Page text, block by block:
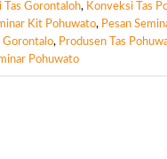
Tas Gorontaloh, Konveksi Tas
Kit Pohuwato, Pesan
Gorontalo, Produsen Tas
Pohuwato